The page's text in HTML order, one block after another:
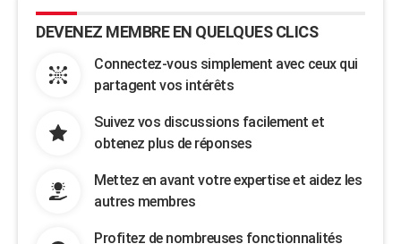
DEVENEZ MEMBRE EN QUELQUES CLICS
Connectez-vous simplement avec ceux qui
partagent vos intérêts
Suivez vos discussions facilement et
obtenez plus de réponses
Mettez en avant votre expertise et aidez les
autres membres
Profitez de nombreuses fonctionnalités